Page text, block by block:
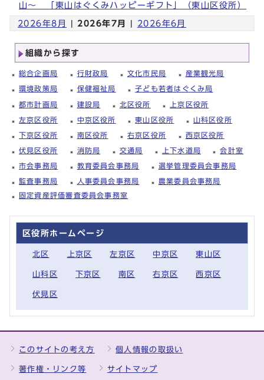
山～ 「東山はぐくみハッピーギフト」（東山区役所）
2026年8月 2026年7月 2026年6月
組織から探す
総合企画局 行財政局 文化市民局 産業観光局
環境政策局 保健福祉局 子ども若者はぐくみ局
都市計画局 建設局 北区役所 上京区役所
左京区役所 中京区役所 東山区役所 山科区役所
下京区役所 南区役所 右京区役所 西京区役所
伏見区役所 消防局 交通局 上下水道局 会計室
市会事務局 教育委員会事務局 選挙管理委員会事務局
監査事務局 人事委員会事務局 農業委員会事務局
固定資産評価審査委員会事務室
区役所ホームページ
北区 上京区 左京区 中京区 東山区
山科区 下京区 南区 右京区 西京区
伏見区
このサイトの考え方 個人情報の取扱い
著作権・リンク等 サイトマップ